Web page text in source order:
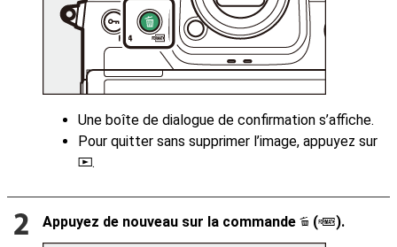
Une boîte de dialogue de confirmation s’affiche.
Pour quitter sans supprimer l’image, appuyez sur
K.
Appuyez de nouveau sur la commande O (Q).